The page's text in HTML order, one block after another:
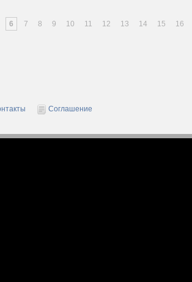
6 7 8 9 10 11 12 13 14 15 16
Соглашение